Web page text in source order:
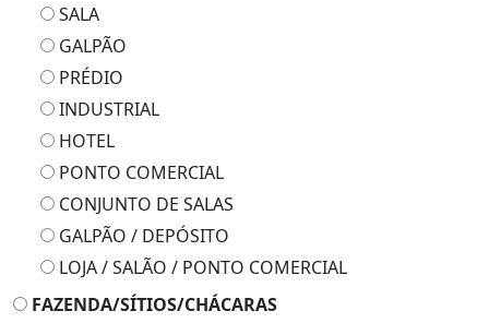
SALA
GALPÃO
PRÉDIO
INDUSTRIAL
HOTEL
PONTO COMERCIAL
CONJUNTO DE SALAS
GALPÃO / DEPÓSITO
LOJA / SALÃO / PONTO COMERCIAL
FAZENDA/SÍTIOS/CHÁCARAS